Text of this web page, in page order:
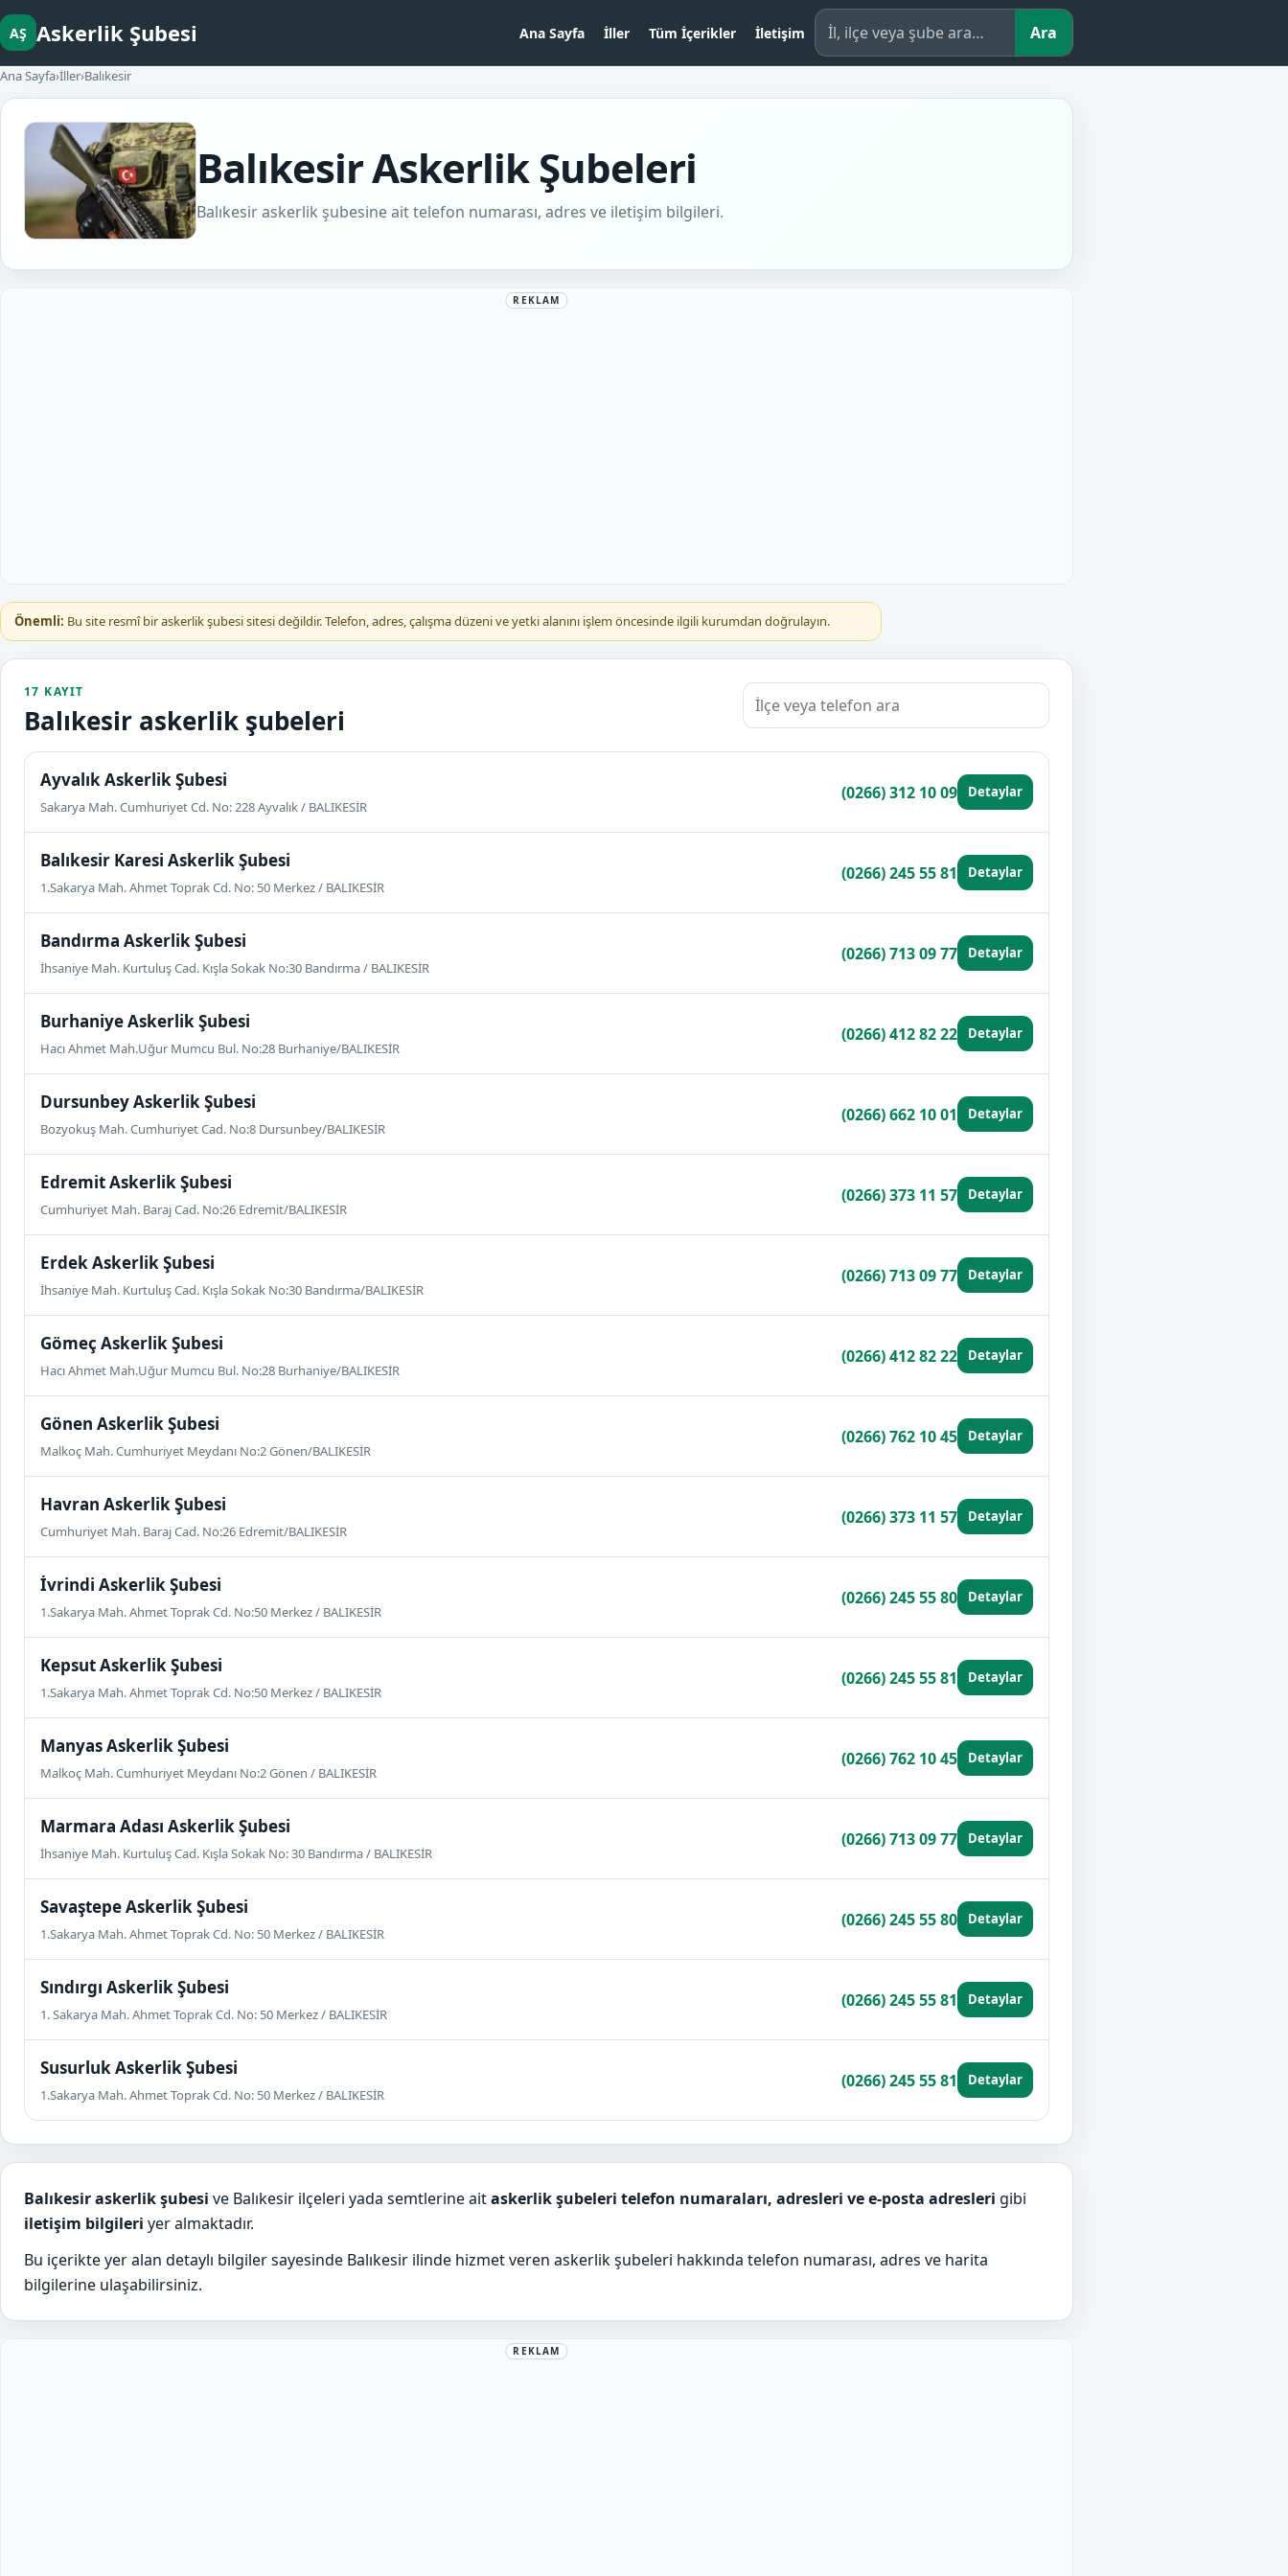
AŞ Askerlik Şubesi Ana Sayfa İller Tüm İçerikler İletişim
İl, ilçe veya şube ara
Ara
Ana Sayfa›İller›Balıkesir
Balıkesir Askerlik Şubeleri
Balıkesir askerlik şubesine ait telefon numarası, adres ve iletişim bilgileri.
REKLAM
Önemli: Bu site resmî bir askerlik şubesi sitesi değildir. Telefon, adres, çalışma düzeni ve yetki alanını işlem öncesinde ilgili kurumdan doğrulayın.
17 KAYIT
Balıkesir askerlik şubeleri
Ayvalık Askerlik Şubesi
Sakarya Mah. Cumhuriyet Cd. No: 228 Ayvalık / BALIKESİR
(0266) 312 10 09 Detaylar
Balıkesir Karesi Askerlik Şubesi
1.Sakarya Mah. Ahmet Toprak Cd. No: 50 Merkez / BALIKESİR
(0266) 245 55 81 Detaylar
Bandırma Askerlik Şubesi
İhsaniye Mah. Kurtuluş Cad. Kışla Sokak No:30 Bandırma / BALIKESİR
(0266) 713 09 77 Detaylar
Burhaniye Askerlik Şubesi
Hacı Ahmet Mah.Uğur Mumcu Bul. No:28 Burhaniye/BALIKESİR
(0266) 412 82 22 Detaylar
Dursunbey Askerlik Şubesi
Bozyokuş Mah. Cumhuriyet Cad. No:8 Dursunbey/BALIKESİR
(0266) 662 10 01 Detaylar
Edremit Askerlik Şubesi
Cumhuriyet Mah. Baraj Cad. No:26 Edremit/BALIKESİR
(0266) 373 11 57 Detaylar
Erdek Askerlik Şubesi
İhsaniye Mah. Kurtuluş Cad. Kışla Sokak No:30 Bandırma/BALIKESİR
(0266) 713 09 77 Detaylar
Gömeç Askerlik Şubesi
Hacı Ahmet Mah.Uğur Mumcu Bul. No:28 Burhaniye/BALIKESİR
(0266) 412 82 22 Detaylar
Gönen Askerlik Şubesi
Malkoç Mah. Cumhuriyet Meydanı No:2 Gönen/BALIKESİR
(0266) 762 10 45 Detaylar
Havran Askerlik Şubesi
Cumhuriyet Mah. Baraj Cad. No:26 Edremit/BALIKESİR
(0266) 373 11 57 Detaylar
İvrindi Askerlik Şubesi
1.Sakarya Mah. Ahmet Toprak Cd. No:50 Merkez / BALIKESİR
(0266) 245 55 80 Detaylar
Kepsut Askerlik Şubesi
1.Sakarya Mah. Ahmet Toprak Cd. No:50 Merkez / BALIKESİR
(0266) 245 55 81 Detaylar
Manyas Askerlik Şubesi
Malkoç Mah. Cumhuriyet Meydanı No:2 Gönen / BALIKESİR
(0266) 762 10 45 Detaylar
Marmara Adası Askerlik Şubesi
İhsaniye Mah. Kurtuluş Cad. Kışla Sokak No: 30 Bandırma / BALIKESİR
(0266) 713 09 77 Detaylar
Savaştepe Askerlik Şubesi
1.Sakarya Mah. Ahmet Toprak Cd. No: 50 Merkez / BALIKESİR
(0266) 245 55 80 Detaylar
Sındırgı Askerlik Şubesi
1. Sakarya Mah. Ahmet Toprak Cd. No: 50 Merkez / BALIKESİR
(0266) 245 55 81 Detaylar
Susurluk Askerlik Şubesi
1.Sakarya Mah. Ahmet Toprak Cd. No: 50 Merkez / BALIKESİR
(0266) 245 55 81 Detaylar
Balıkesir askerlik şubesi ve Balıkesir ilçeleri yada semtlerine aitaskerlik şubeleri telefon numaraları, adresleri ve e-posta adresleri gibi
iletişim bilgileri yer almaktadır.
Bu içerikte yer alan detaylı bilgiler sayesinde Balıkesir ilinde hizmet veren askerlik şubeleri hakkında telefon numarası, adres ve harita
bilgilerine ulaşabilirsiniz.
REKLAM